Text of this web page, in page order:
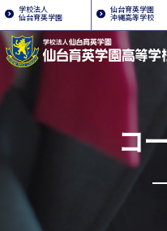
学校法人
仙台育英学園
仙台育英学園
沖縄高等学校
コ